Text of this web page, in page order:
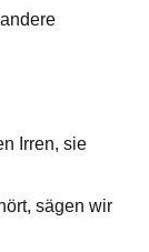
Irren, sie
sägen wir